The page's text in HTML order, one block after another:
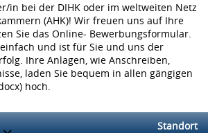
in bei der DIHK oder im weltweiten Netz
(AHK)! Wir freuen uns auf Ihre
Sie das Online- Bewerbungsformular.
und ist für Sie und uns der
Ihre Anlagen, wie Anschreiben,
laden Sie bequem in allen gängigen
hoch.
Standort